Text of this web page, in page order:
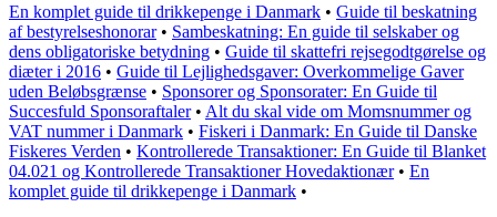
En komplet guide til drikkepenge i Danmark • Guide til beskatning
af bestyrelseshonorar• Sambeskatning: En guide til selskaber og
dens obligatoriske betydning • Guide til skattefri rejsegodtgørelse og
diæter i 2016 • Guide til Lejlighedsgaver: Overkommelige Gaver
uden Beløbsgrænse • Sponsorer og Sponsorater: En Guide til
Succesfuld Sponsoraftaler• Alt du skal vide om Momsnummer og
VAT nummer i Danmark • Fiskeri i Danmark: En Guide til Danske
Fiskeres Verden • Kontrollerede Transaktioner: En Guide til Blanket
04.021 og Kontrollerede Transaktioner Hovedaktionær• En
komplet guide til drikkepenge i Danmark •